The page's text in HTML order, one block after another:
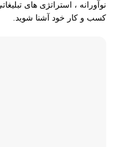
نوآورانه ، استراتژی های
کسب و کار خود آشنا شوید.